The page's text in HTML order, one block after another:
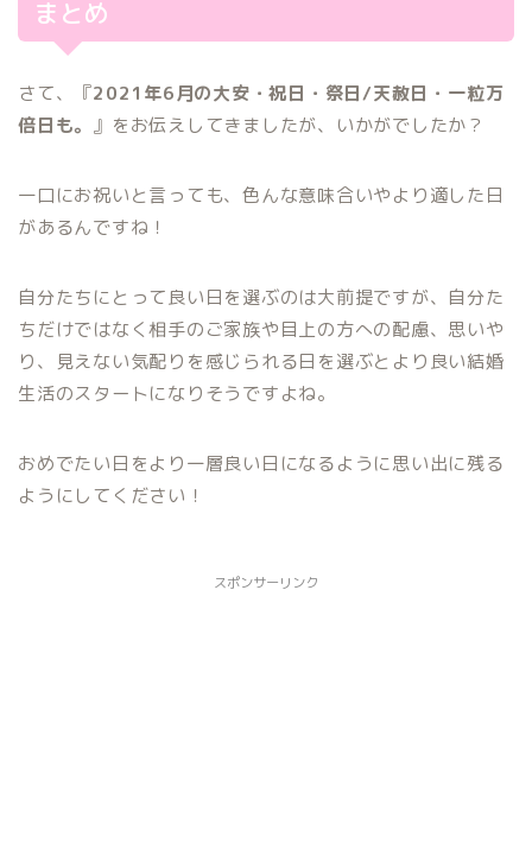
まとめ
さて、『2021年6月の大安・祝日・祭日/天赦日・一粒万
倍日も。 』をお伝えしてきましたが、いかがでしたか？
一口にお祝いと言っても、色んな意味合いやより適した日
があるんですね！
自分たちにとって良い日を選ぶのは大前提ですが、自分た
ちだけではなく相手のご家族や目上の方への配慮、思いや
り、見えない気配りを感じられる日を選ぶとより良い結婚
生活のスタートになりそうですよね。
おめでたい日をより一層良い日になるように思い出に残る
ようにしてください！
スポンサーリンク